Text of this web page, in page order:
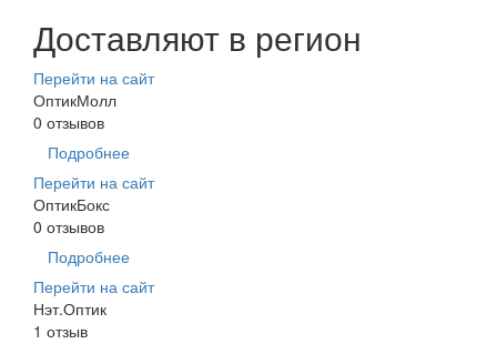
Доставляют в регион
Перейти на сайт
ОптикМолл
0 отзывов
Подробнее
Перейти на сайт
ОптикБокс
0 отзывов
Подробнее
Перейти на сайт
Нэт.Оптик
1 отзыв